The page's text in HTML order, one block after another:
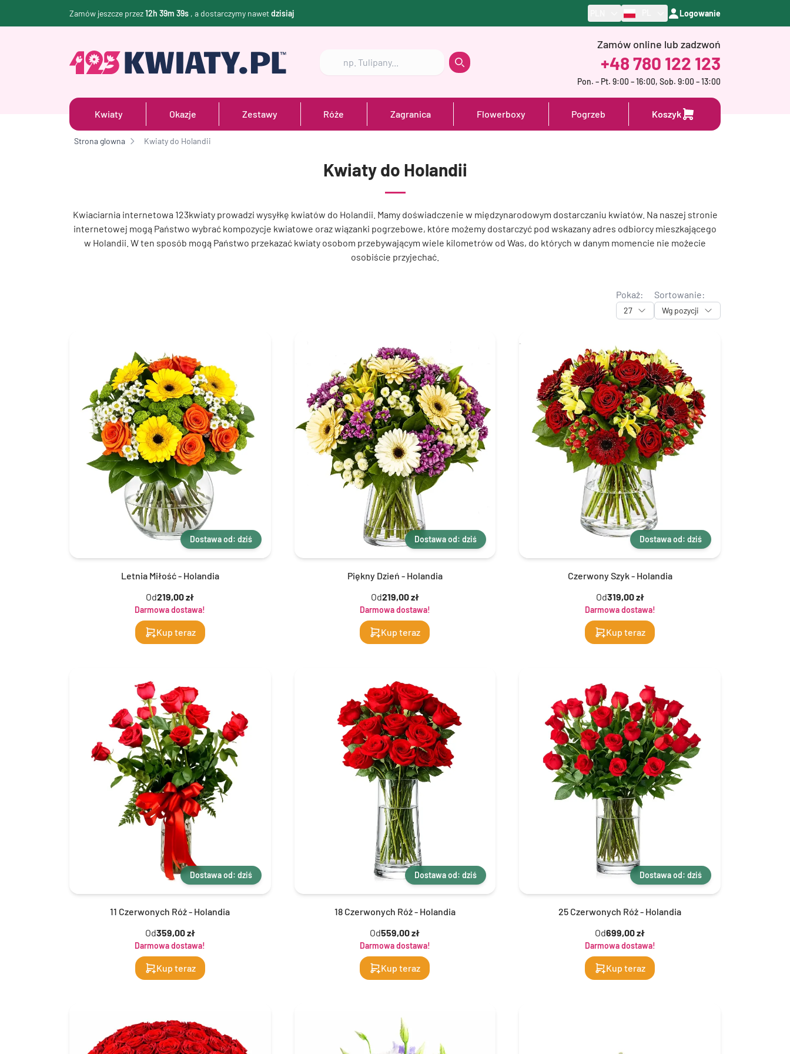
Zamów jeszcze przez12h 39m 38s , a dostarczymy nawetdzisiaj Logowanie
Szukaj Szukaj
Zamów online lub zadzwoń
+48 780 122 123
Pon. – Pt. 9:00 – 16:00, Sob. 9:00 – 13:00
Kwiaty Okazje Zestawy Róże Zagranica Flowerboxy Pogrzeb Koszyk
Strona glowna Kwiaty do Holandii
Kwiaty do Holandii
Kwiaciarnia internetowa 123kwiaty prowadzi wysyłkę kwiatów do Holandii. Mamy doświadczenie w międzynarodowym dostarczaniu kwiatów. Na naszej stronie
internetowej mogą Państwo wybrać kompozycje kwiatowe oraz wiązanki pogrzebowe, które możemy dostarczyć pod wskazany adres odbiorcy mieszkającego
w Holandii. W ten sposób mogą Państwo przekazać kwiaty osobom przebywającym wiele kilometrów od Was, do których w danym momencie nie możecie
osobiście przyjechać.
Pokaż:
27
Sortowanie:
Wg pozycji
Dostawa od: dziś
Letnia Miłość - Holandia
Od219,00 zł
Darmowa dostawa!
Kup teraz
Dostawa od: dziś
Piękny Dzień - Holandia
Od219,00 zł
Darmowa dostawa!
Kup teraz
Dostawa od: dziś
Czerwony Szyk - Holandia
Od319,00 zł
Darmowa dostawa!
Kup teraz
Dostawa od: dziś
11 Czerwonych Róż - Holandia
Od359,00 zł
Darmowa dostawa!
Kup teraz
Dostawa od: dziś
18 Czerwonych Róż - Holandia
Od559,00 zł
Darmowa dostawa!
Kup teraz
Dostawa od: dziś
25 Czerwonych Róż - Holandia
Od699,00 zł
Darmowa dostawa!
Kup teraz